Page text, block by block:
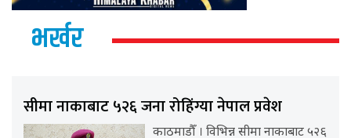
भर्खर
सीमा नाकाबाट ५२६ जना रोहिंग्या नेपाल प्रवेश
काठमाडौँ । विभिन्न सीमा नाकाबाट ५२६